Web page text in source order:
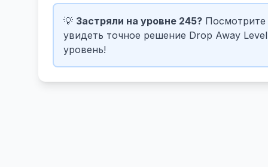
💡 Застряли на уровне 245?
увидеть точное решение Drop Away
уровень!